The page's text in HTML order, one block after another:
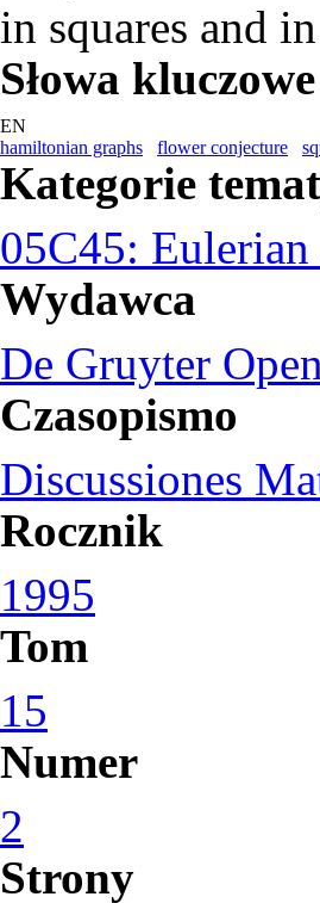
in squares and
Słowa kluczowe
EN
hamiltonian graphs
flower conjecture
Kategorie
05C45:
Wydawca
De Gruyter Open
Czasopismo
Discussiones
Rocznik
1995
Tom
15
Numer
2
Strony